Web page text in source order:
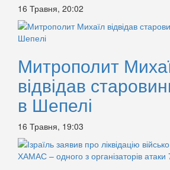
16 Травня, 20:02
Митрополит
відвідав
в Шепелі
16 Травня, 19:03